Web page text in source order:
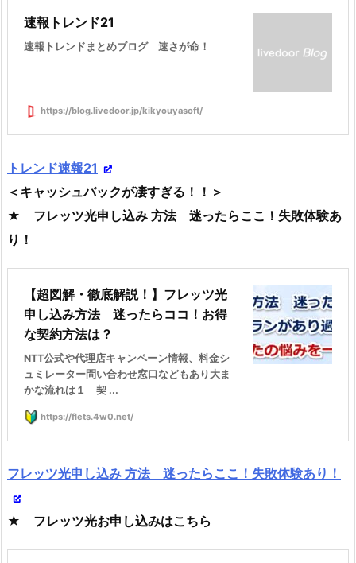
速報トレンド21
速報トレンドまとめブログ 速さが命！
https://blog.livedoor.jp/kikyouyasoft/
トレンド速報21
＜キャッシュバックが凄すぎる！！＞
★ フレッツ光申し込み 方法 迷ったらここ！失敗体験あ
り！
【超図解・徹底解説！】フレッツ光
申し込み方法 迷ったらココ！お得
な契約方法は？
NTT公式や代理店キャンペーン情報、料金シ
ュミレーター問い合わせ窓口などもあり大ま
かな流れは１ 契 ...
https://flets.4w0.net/
フレッツ光申し込み 方法 迷ったらここ！失敗体験あり！
★ フレッツ光お申し込みはこちら